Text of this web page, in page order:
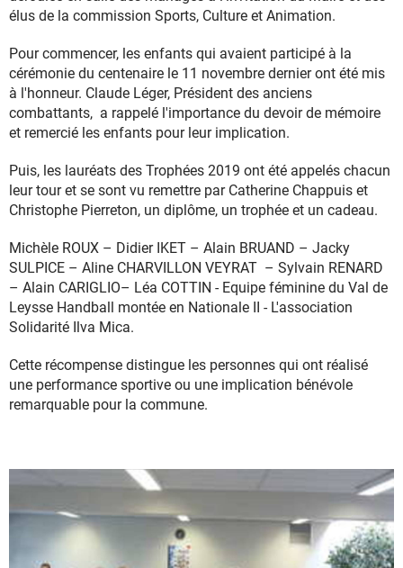
élus de la commission Sports, Culture et Animation.
Pour commencer, les enfants qui avaient participé à la
cérémonie du centenaire le 11 novembre dernier ont été mis
à l'honneur. Claude Léger, Président des anciens
combattants, a rappelé l'importance du devoir de mémoire
et remercié les enfants pour leur implication.
Puis, les lauréats des Trophées 2019 ont été appelés chacun
leur tour et se sont vu remettre par Catherine Chappuis et
Christophe Pierreton, un diplôme, un trophée et un cadeau.
Michèle ROUX – Didier IKET – Alain BRUAND – Jacky
SULPICE – Aline CHARVILLON VEYRAT – Sylvain RENARD
– Alain CARIGLIO– Léa COTTIN - Equipe féminine du Val de
Leysse Handball montée en Nationale II - L'association
Solidarité Ilva Mica.
Cette récompense distingue les personnes qui ont réalisé
une performance sportive ou une implication bénévole
remarquable pour la commune.